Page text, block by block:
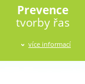
Prevence
tvorby řas
více informací